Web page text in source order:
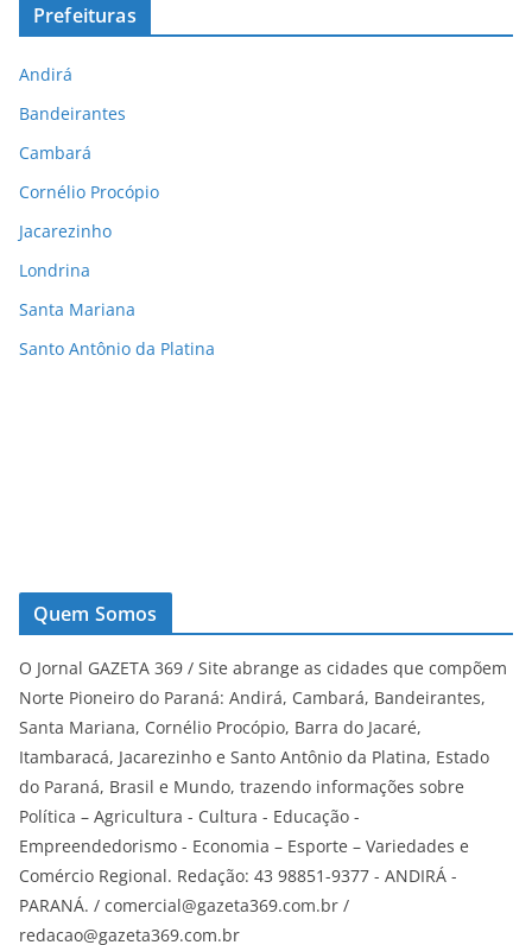
Prefeituras
Andirá
Bandeirantes
Cambará
Cornélio Procópio
Jacarezinho
Londrina
Santa Mariana
Santo Antônio da Platina
Quem Somos
O Jornal GAZETA 369 / Site abrange as cidades que compõem
Norte Pioneiro do Paraná: Andirá, Cambará, Bandeirantes,
Santa Mariana, Cornélio Procópio, Barra do Jacaré,
Itambaracá, Jacarezinho e Santo Antônio da Platina, Estado
do Paraná, Brasil e Mundo, trazendo informações sobre
Política – Agricultura - Cultura - Educação -
Empreendedorismo - Economia – Esporte – Variedades e
Comércio Regional. Redação: 43 98851-9377 - ANDIRÁ -
PARANÁ. / comercial@gazeta369.com.br /
redacao@gazeta369.com.br